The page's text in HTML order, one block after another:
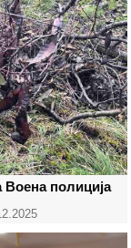
Воена полиција